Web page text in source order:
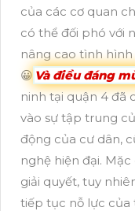
của các cơ quan
có thể đối phó với
nâng cao tình hình
😀 Và điều đáng
ninh tại quận 4 đã
vào sự tập trung
động của cư dân,
nghệ hiện đại.
giải quyết, tuy
tiếp tục nỗ lực của